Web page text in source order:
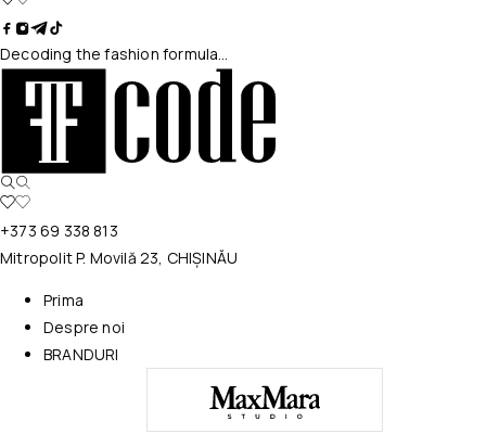
Decoding the fashion formula…
+373 69 338 813
Mitropolit P. Movilă 23, CHIȘINĂU
Prima
Despre noi
BRANDURI